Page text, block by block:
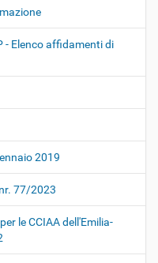
- Elenco affidamenti di
2019
77/2023
le CCIAA dell'Emilia-